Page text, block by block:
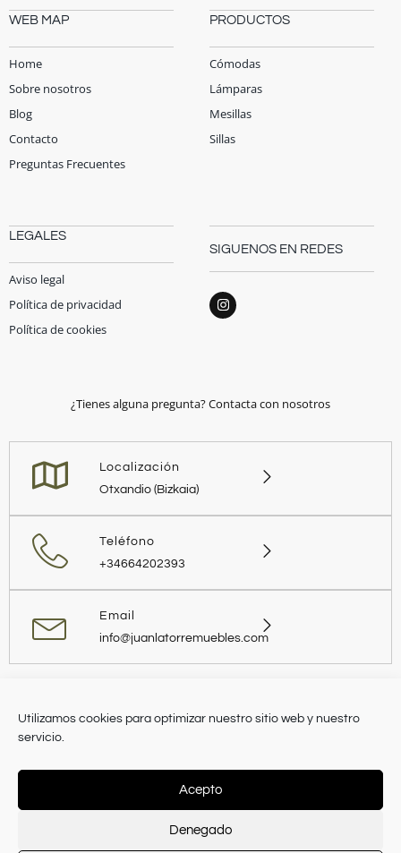
Utilizamos cookies para optimizar nuestro sitio web y nuestro
servicio.
Acepto
Denegado
WEB MAP
Home
Sobre nosotros
Blog
Contacto
Preguntas Frecuentes
PRODUCTOS
Cómodas
Lámparas
Mesillas
Sillas
LEGALES
Aviso legal
Política de privacidad
Política de cookies
SIGUENOS EN REDES
¿Tienes alguna pregunta? Contacta con nosotros
Localización
Otxandio (Bizkaia)
Teléfono
+34664202393
Email
info@juanlatorremuebles.com
Juan Latorre 2026 © Todos Los derechos Reservados